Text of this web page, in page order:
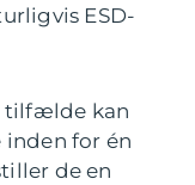
ESD-
tilfælde kan
inden for én
de en